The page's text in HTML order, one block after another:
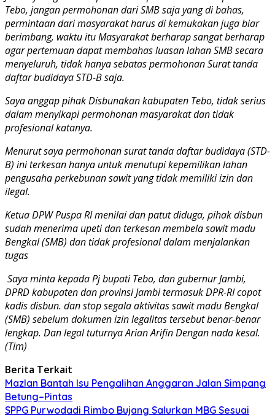
Tebo, jangan permohonan dari SMB saja yang di bahas,
permintaan dari masyarakat harus di kemukakan juga biar
berimbang, waktu itu Masyarakat berharap sangat berharap
agar pertemuan dapat membahas luasan lahan SMB secara
menyeluruh, tidak hanya sebatas permohonan Surat tanda
daftar budidaya STD-B saja.
Saya anggap pihak Disbunakan kabupaten Tebo, tidak serius
dalam menyikapi permohonan masyarakat dan tidak
profesional katanya.
Menurut saya permohonan surat tanda daftar budidaya (STD-
B) ini terkesan hanya untuk menutupi kepemilikan lahan
pengusaha perkebunan sawit yang tidak memiliki izin dan
ilegal.
Ketua DPW Puspa RI menilai dan patut diduga, pihak disbun
sudah menerima upeti dan terkesan membela sawit madu
Bengkal (SMB) dan tidak profesional dalam menjalankan
tugas
Saya minta kepada Pj bupati Tebo, dan gubernur Jambi,
DPRD kabupaten dan provinsi Jambi termasuk DPR-RI copot
kadis disbun. dan stop segala aktivitas sawit madu Bengkal
(SMB) sebelum dokumen izin legalitas tersebut benar-benar
lengkap. Dan legal tuturnya Arian Arifin Dengan nada kesal.
(Tim)
Berita Terkait
Mazlan Bantah Isu Pengalihan Anggaran Jalan Simpang
Betung–Pintas
SPPG Purwodadi Rimbo Bujang Salurkan MBG Sesuai